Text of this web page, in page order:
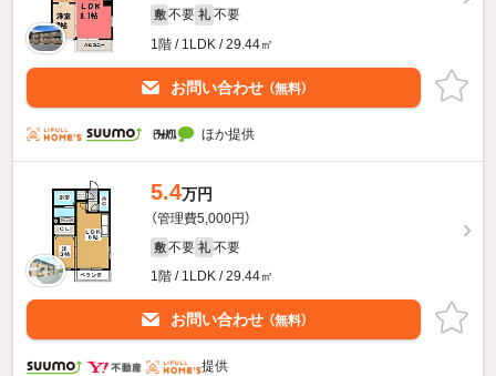
敷 不要 礼 不要
1階 / 1LDK / 29.44㎡
お問い合わせ （無料）
ほか提供
5.4万円
（管理費5,000円）
敷 不要 礼 不要
1階 / 1LDK / 29.44㎡
お問い合わせ （無料）
提供